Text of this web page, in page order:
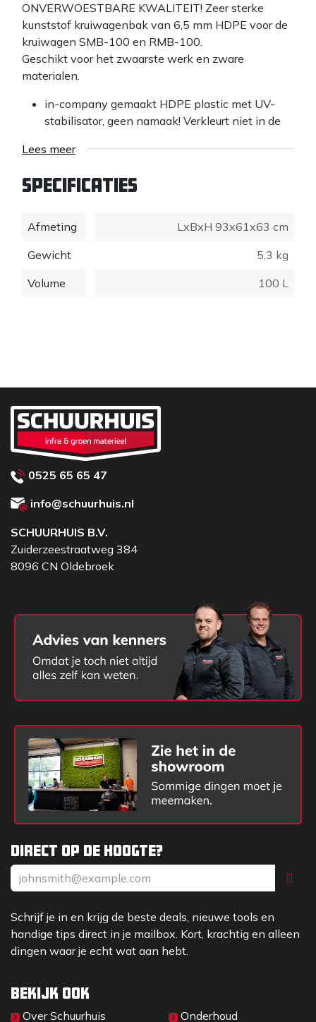
ONVERWOESTBARE KWALITEIT! Zeer sterke
kunststof kruiwagenbak van 6,5 mm HDPE voor de
kruiwagen SMB-100 en RMB-100.
Geschikt voor het zwaarste werk en zware
materialen.
in-company gemaakt HDPE plastic met UV-
stabilisator, geen namaak! Verkleurt niet in de
eenvoudig te monteren, montagematerialen zijn
Lees meer
Specificaties
Afmeting
LxBxH 93x61x63 cm
Gewicht
5,3 kg
Volume
100 L
Direct op de hoogte?
Schrijf je in en krijg de beste deals, nieuwe tools en
handige tips direct in je mailbox. Kort, krachtig en alleen
dingen waar je echt wat aan hebt.
Bekijk ook
Over Sc​huurhuis
Onderhoud
0525 65 65 47
info@schuurhuis.nl
SCHUURHUIS B.V.
Zuiderzeestraatweg 384
8096 CN Oldebroek